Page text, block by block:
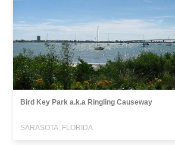
Bird Key Park a.k.a Ringling Causeway
SARASOTA, FLORIDA